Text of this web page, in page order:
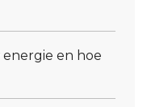
energie en hoe